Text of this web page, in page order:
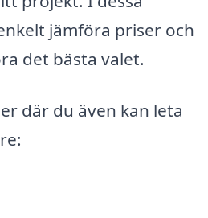
jämföra priser och
det bästa valet.
där du även kan leta